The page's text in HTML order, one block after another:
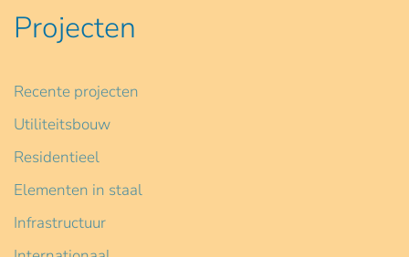
Projecten
Recente projecten
Utiliteitsbouw
Residentieel
Elementen in staal
Infrastructuur